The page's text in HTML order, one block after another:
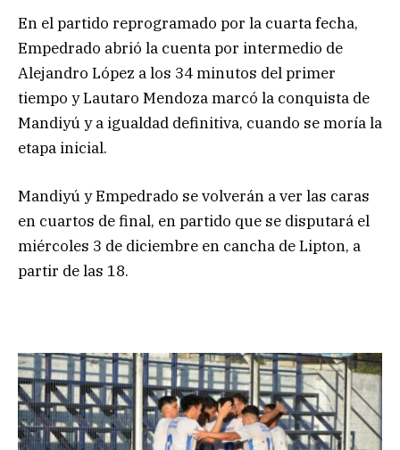
En el partido reprogramado por la cuarta fecha,
Empedrado abrió la cuenta por intermedio de
Alejandro López a los 34 minutos del primer
tiempo y Lautaro Mendoza marcó la conquista de
Mandiyú y a igualdad definitiva, cuando se moría la
etapa inicial.
Mandiyú y Empedrado se volverán a ver las caras
en cuartos de final, en partido que se disputará el
miércoles 3 de diciembre en cancha de Lipton, a
partir de las 18.